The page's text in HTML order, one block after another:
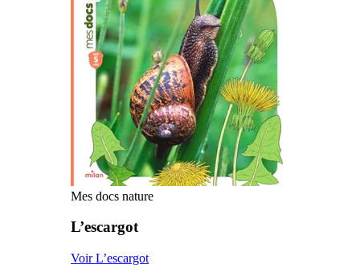
Mes docs nature
L’escargot
Voir L’escargot